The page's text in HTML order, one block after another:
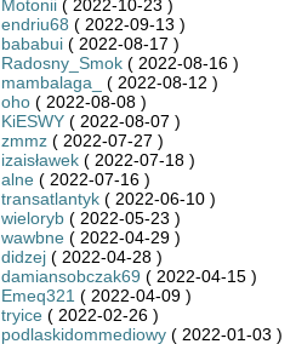
Motonii( 2022-10-23 )
endriu68 ( 2022-09-13 )
bababui( 2022-08-17 )
Radosny_Smok( 2022-08-16 )
mambalaga_
( 2022-08-12 )
oho( 2022-08-08 )
KiESWY( 2022-08-07 )
zmmz( 2022-07-27 )
izaisławek( 2022-07-18 )
alne( 2022-07-16 )
transatlantyk( 2022-06-10 )
wieloryb( 2022-05-23 )
wawbne( 2022-04-29 )
didzej( 2022-04-28 )
damiansobczak69 ( 2022-04-15 )
Emeq321 ( 2022-04-09 )
tryice( 2022-02-26 )
podlaskidommediowy( 2022-01-03 )